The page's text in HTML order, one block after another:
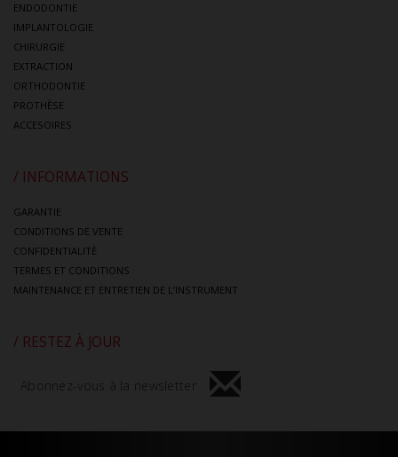
ENDODONTIE
IMPLANTOLOGIE
CHIRURGIE
EXTRACTION
ORTHODONTIE
PROTHÈSE
ACCESOIRES
/ INFORMATIONS
GARANTIE
CONDITIONS DE VENTE
CONFIDENTIALITÈ
TERMES ET CONDITIONS
MAINTENANCE ET ENTRETIEN DE L’INSTRUMENT
/ RESTEZ À JOUR
Abonnez-vous à la newsletter